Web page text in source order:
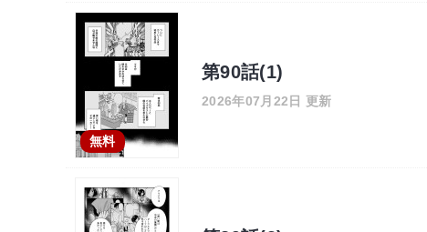
無料
第90話(1)
2026年07月22日 更新